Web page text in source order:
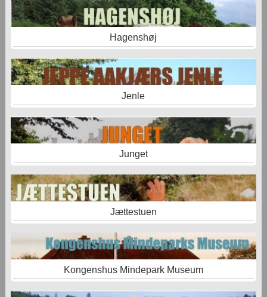
Hagenshøj
Jenle
Junget
Jættestuen
Kongenshus Mindepark Museum